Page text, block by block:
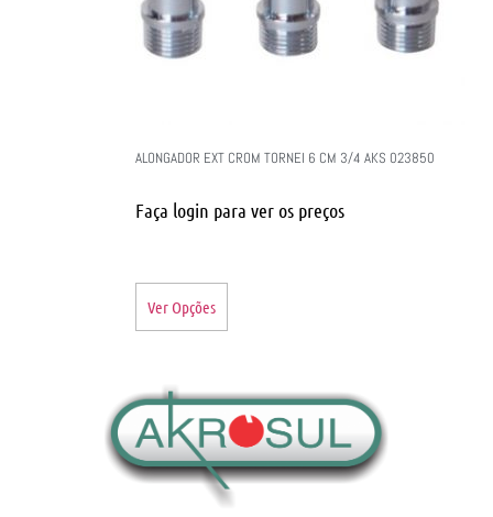
ALONGADOR EXT CROM TORNEI 6 CM 3/4 AKS 023850
Faça login para ver os preços
Ver Opções